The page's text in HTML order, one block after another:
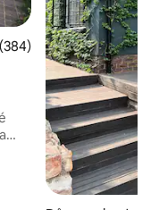
hodnocení 4,83 z 5,